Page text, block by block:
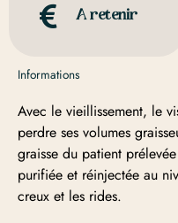
A retenir
Informations
Avec le vieillissement, le
perdre ses volumes
graisse du patient
purifiée et réinjectée au
creux et les rides.